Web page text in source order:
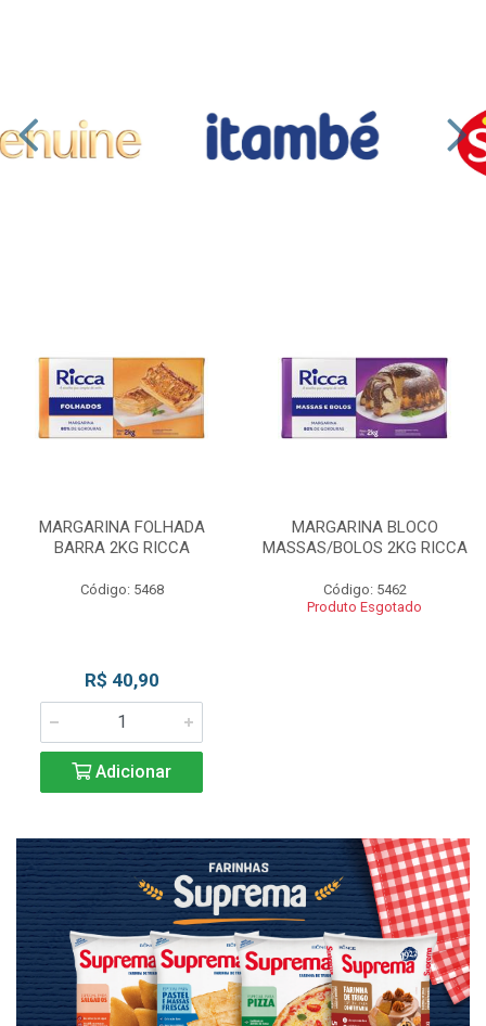
MARGARINA FOLHADA
BARRA 2KG RICCA
Código: 5468
R$ 40,90
Adicionar
MARGARINA BLOCO
MASSAS/BOLOS 2KG RICCA
Código: 5462
Produto Esgotado